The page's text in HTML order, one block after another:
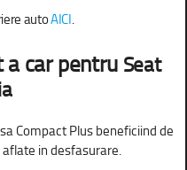
autoAICI.
car pentruSeat
Compact Plus beneficiind de
in desfasurare.